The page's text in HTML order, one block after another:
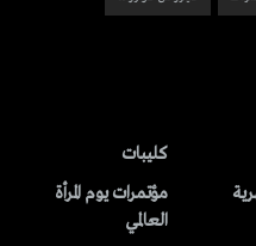
کلیبات
مؤتمرات يوم المرأة
العالمي